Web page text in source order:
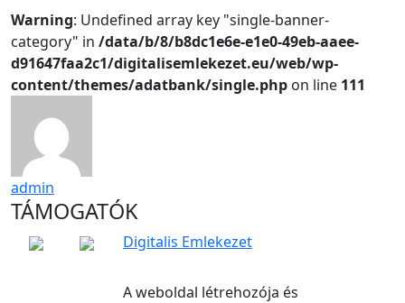
Warning: Undefined array key "single-banner-
category" in /data/b/8/b8dc1e6e-e1e0-49eb-aaee-
d91647faa2c1/digitalisemlekezet.eu/web/wp-
content/themes/adatbank/single.php on line 111
admin
TÁMOGATÓK
Digitalis Emlekezet
A weboldal létrehozója és